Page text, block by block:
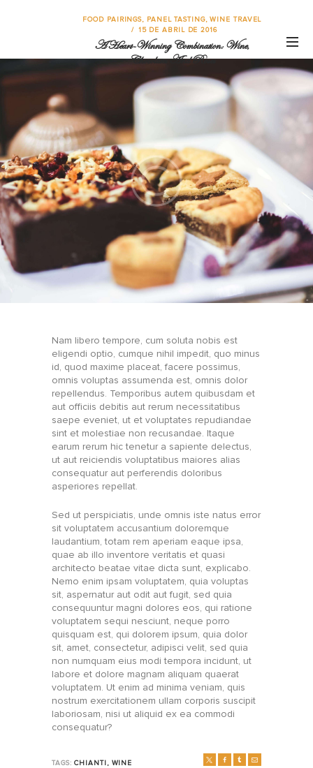
FOOD PAIRINGS, PANEL TASTING,WINE TRAVEL
15 DE ABRIL DE 2016
A Heart-Winning Combination: Wine,
Chocolates And Roses
Nam libero tempore, cum soluta nobis est
eligendi optio, cumque nihil impedit, quo minus
id, quod maxime placeat, facere possimus,
omnis voluptas assumenda est, omnis dolor
repellendus. Temporibus autem quibusdam et
aut officiis debitis aut rerum necessitatibus
saepe eveniet, ut et voluptates repudiandae
sint et molestiae non recusandae. Itaque
earum rerum hic tenetur a sapiente delectus,
ut aut reiciendis voluptatibus maiores alias
consequatur aut perferendis doloribus
asperiores repellat.
Sed ut perspiciatis, unde omnis iste natus error
sit voluptatem accusantium doloremque
laudantium, totam rem aperiam eaque ipsa,
quae ab illo inventore veritatis et quasi
architecto beatae vitae dicta sunt, explicabo.
Nemo enim ipsam voluptatem, quia voluptas
sit, aspernatur aut odit aut fugit, sed quia
consequuntur magni dolores eos, qui ratione
voluptatem sequi nesciunt, neque porro
quisquam est, qui dolorem ipsum, quia dolor
sit, amet, consectetur, adipisci velit, sed quia
non numquam eius modi tempora incidunt, ut
labore et dolore magnam aliquam quaerat
voluptatem. Ut enim ad minima veniam, quis
nostrum exercitationem ullam corporis suscipit
laboriosam, nisi ut aliquid ex ea commodi
consequatur?
TAGS: CHIANTI, WINE